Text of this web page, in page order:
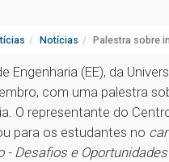
Notícias Palestra sobre
Engenharia (EE), da
com uma palestra
O representante do
para os estudantes no
- Desafios e